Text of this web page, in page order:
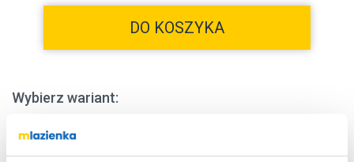
DO KOSZYKA
Wybierz wariant: